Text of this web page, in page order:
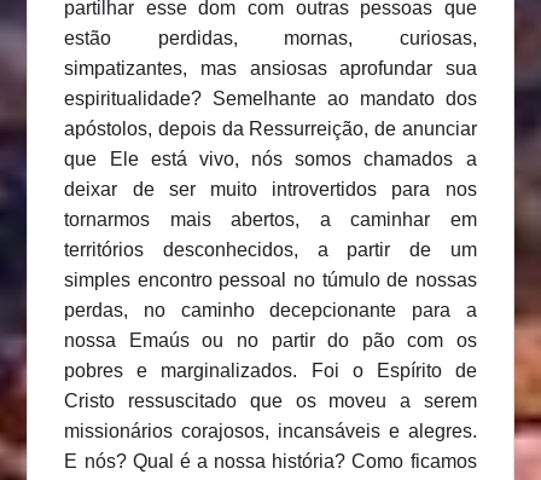
partilhar esse dom com outras pessoas que
estão perdidas, mornas, curiosas,
simpatizantes, mas ansiosas aprofundar sua
espiritualidade? Semelhante ao mandato dos
apóstolos, depois da Ressurreição, de anunciar
que Ele está vivo, nós somos chamados a
deixar de ser muito introvertidos para nos
tornarmos mais abertos, a caminhar em
territórios desconhecidos, a partir de um
simples encontro pessoal no túmulo de nossas
perdas, no caminho decepcionante para a
nossa Emaús ou no partir do pão com os
pobres e marginalizados. Foi o Espírito de
Cristo ressuscitado que os moveu a serem
missionários corajosos, incansáveis ​​e alegres.
E nós? Qual é a nossa história? Como ficamos